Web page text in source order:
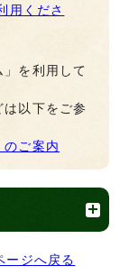
用くださ
を利用して
は以下をご参
ご案内
ージへ戻る